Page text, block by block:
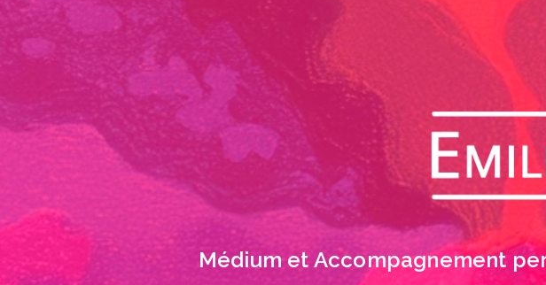
Médium et Accompagnement